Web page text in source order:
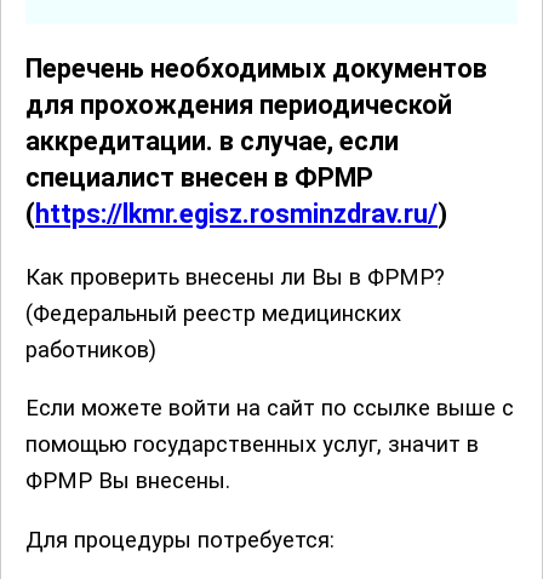
Перечень необходимых документов
для прохождения периодической
аккредитации. в случае, если
специалист внесен в ФРМР
( https://lkmr.egisz.rosminzdrav.ru/)
Как проверить внесены ли Вы в ФРМР?
(Федеральный реестр медицинских
работников)
Если можете войти на сайт по ссылке выше с
помощью государственных услуг, значит в
ФРМР Вы внесены.
Для процедуры потребуется: